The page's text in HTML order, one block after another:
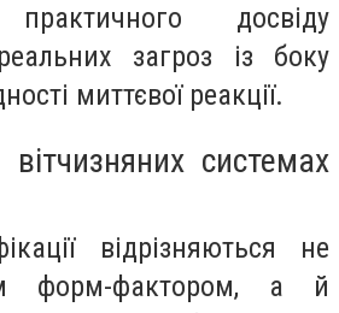
досвіду
загроз із боку
миттєвої реакції.
системах
відрізняються не
форм-фактором, а й